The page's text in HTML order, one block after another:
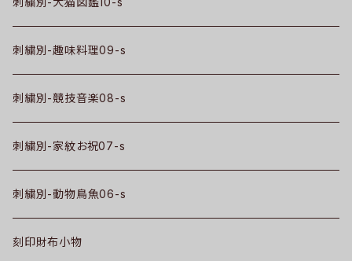
刺繍別-趣味料理09-s
刺繍別-競技音楽08-s
刺繍別-家紋お祝07-s
刺繍別-動物鳥魚06-s
刻印財布小物